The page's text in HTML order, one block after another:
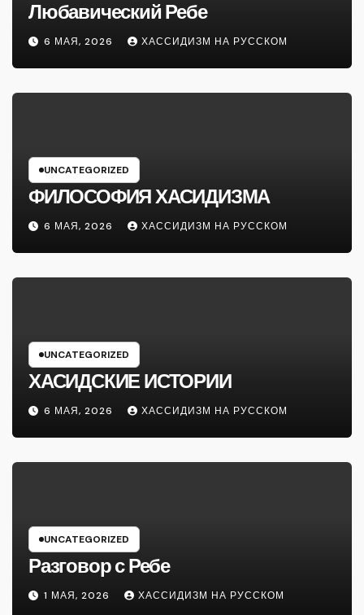
Любавический Ребе
6 МАЯ, 2026 ХАССИДИЗМ НА РУССКОМ
UNCATEGORIZED
ФИЛОСОФИЯ ХАСИДИЗМА
6 МАЯ, 2026 ХАССИДИЗМ НА РУССКОМ
UNCATEGORIZED
ХАСИДСКИЕ ИСТОРИИ
6 МАЯ, 2026 ХАССИДИЗМ НА РУССКОМ
UNCATEGORIZED
Разговор с Ребе
1 МАЯ, 2026 ХАССИДИЗМ НА РУССКОМ